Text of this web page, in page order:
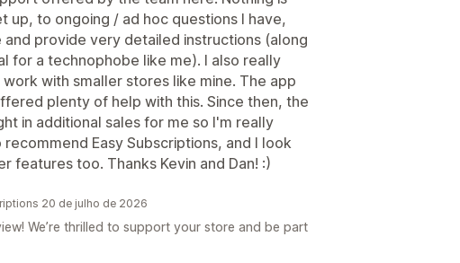
up, to ongoing / ad hoc questions I have,
provide very detailed instructions (along
for a technophobe like me). I also really
with smaller stores like mine. The app
plenty of help with this. Since then, the
in additional sales for me so I'm really
Easy Subscriptions, and I look
features too. Thanks Kevin and Dan! :)
20 de julho de 2026
We’re thrilled to support your store and be part